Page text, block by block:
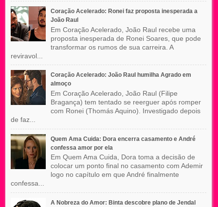
Coração Acelerado: Ronei faz proposta inesperada a
João Raul
Em Coração Acelerado, João Raul recebe uma
proposta inesperada de Ronei Soares, que pode
transformar os rumos de sua carreira. A
reviravol...
Coração Acelerado: João Raul humilha Agrado em
almoço
Em Coração Acelerado, João Raul (Filipe
Bragança) tem tentado se reerguer após romper
com Ronei (Thomás Aquino). Investigado depois
de faz...
Quem Ama Cuida: Dora encerra casamento e André
confessa amor por ela
Em Quem Ama Cuida, Dora toma a decisão de
colocar um ponto final no casamento com Ademir
logo no capítulo em que André finalmente
confessa...
A Nobreza do Amor: Binta descobre plano de Jendal